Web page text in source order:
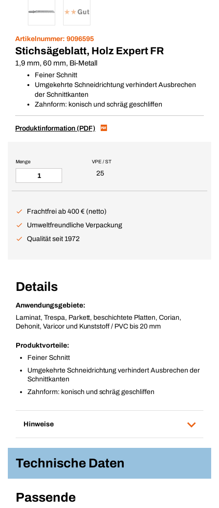
Artikelnummer: 9096595
Stichsägeblatt, Holz Expert FR
1,9 mm, 60 mm, Bi-Metall
Feiner Schnitt
Umgekehrte Schneidrichtung verhindert Ausbrechen
der Schnittkanten
Zahnform: konisch und schräg geschliffen
Produktinformation (PDF)
VPE / ST
25
Menge
Frachtfrei ab 400 € (netto)
Umweltfreundliche Verpackung
Qualität seit 1972
Details
Anwendungsgebiete:
Laminat, Trespa, Parkett, beschichtete Platten, Corian,
Dehonit, Varicor und Kunststoff / PVC bis 20 mm
Produktvorteile:
Feiner Schnitt
Umgekehrte Schneidrichtung verhindert Ausbrechen der
Schnittkanten
Zahnform: konisch und schräg geschliffen
Hinweise
Technische Daten
Passende